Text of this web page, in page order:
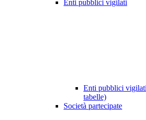
Enti pubblici vigilati
Enti pubblici
tabelle)
Società partecipate